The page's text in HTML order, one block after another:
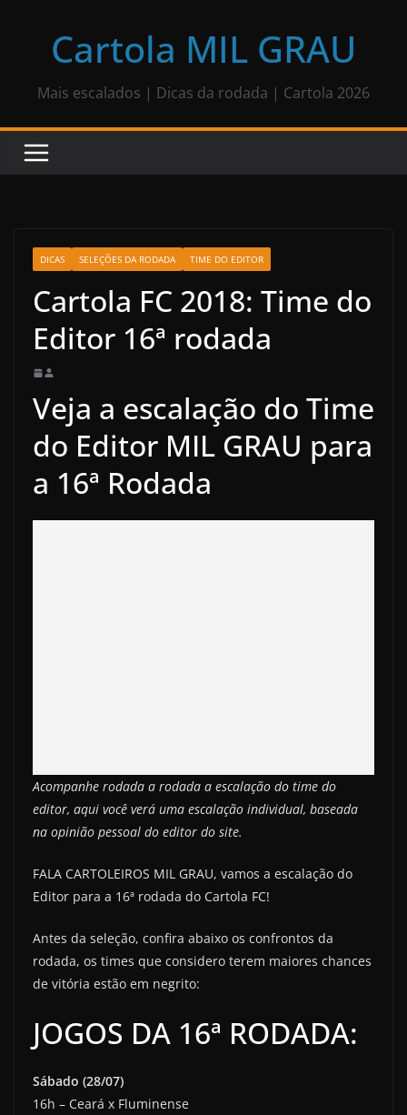
Cartola MIL GRAU
Mais escalados | Dicas da rodada | Cartola 2026
DICAS SELEÇÕES DA RODADA TIME DO EDITOR
Cartola FC 2018: Time do
Editor 16ª rodada
Veja a escalação do Time
do Editor MIL GRAU para
a 16ª Rodada
Acompanhe rodada a rodada a escalação do time do
editor, aqui você verá uma escalação individual, baseada
na opinião pessoal do editor do site.
FALA CARTOLEIROS MIL GRAU, vamos a escalação do
Editor para a 16ª rodada do Cartola FC!
Antes da seleção, confira abaixo os confrontos da
rodada, os times que considero terem maiores chances
de vitória estão em negrito:
JOGOS DA 16ª RODADA:
Sábado (28/07)
16h – Ceará x Fluminense